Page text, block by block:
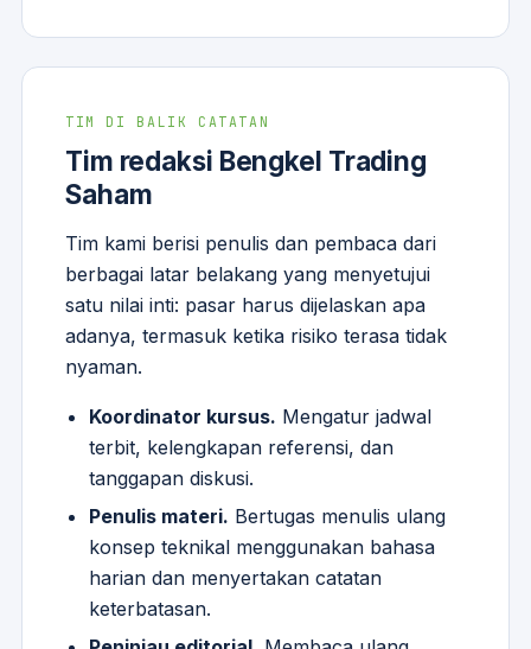
TIM DI BALIK CATATAN
Tim redaksi Bengkel Trading
Saham
Tim kami berisi penulis dan pembaca dari
berbagai latar belakang yang menyetujui
satu nilai inti: pasar harus dijelaskan apa
adanya, termasuk ketika risiko terasa tidak
nyaman.
Koordinator kursus. Mengatur jadwal
terbit, kelengkapan referensi, dan
tanggapan diskusi.
Penulis materi. Bertugas menulis ulang
konsep teknikal menggunakan bahasa
harian dan menyertakan catatan
keterbatasan.